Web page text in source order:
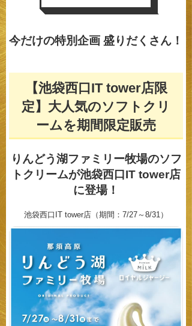
今だけの特別企画 盛りだくさん！
【池袋西口IT tower店限
定】大人気のソフトクリ
ームを期間限定販売
りんどう湖ファミリー牧場のソフ
トクリームが池袋西口IT tower店
に登場！
池袋西口IT tower店（期間：7/27～8/31）